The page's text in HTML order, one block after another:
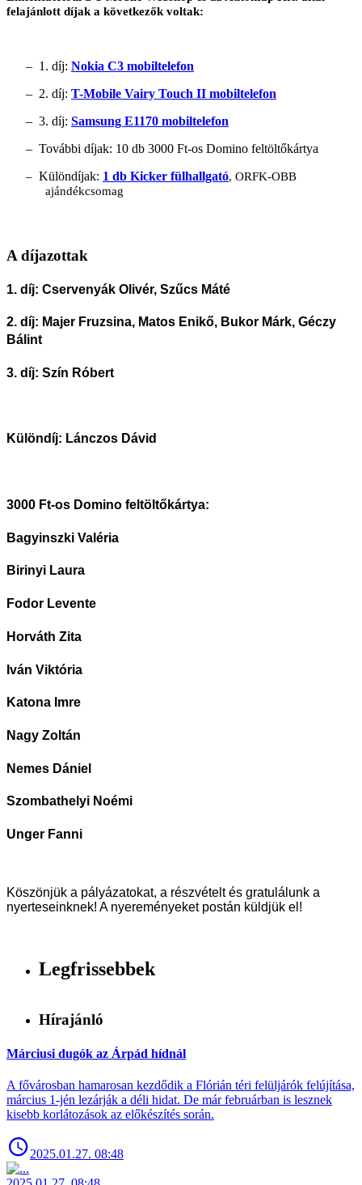
felajánlott díjak a következők voltak:
– 1. díj: Nokia C3 mobiltelefon
– 2. díj: T-Mobile Vairy Touch II mobiltelefon
– 3. díj: Samsung E1170 mobiltelefon
– További díjak: 10 db 3000 Ft-os Domino feltöltőkártya
– Különdíjak: 1 db Kicker fülhallgató, ORFK-OBB
ajándékcsomag
A díjazottak
1. díj: Cservenyák Olivér, Szűcs Máté
2. díj: Majer Fruzsina, Matos Enikő, Bukor Márk, Géczy
Bálint
3. díj: Szín Róbert
Különdíj: Lánczos Dávid
3000 Ft-os Domino feltöltőkártya:
Bagyinszki Valéria
Birinyi Laura
Fodor Levente
Horváth Zita
Iván Viktória
Katona Imre
Nagy Zoltán
Nemes Dániel
Szombathelyi Noémi
Unger Fanni
Köszönjük a pályázatokat, a részvételt és gratulálunk a
nyerteseinknek! A nyereményeket postán küldjük el!
Legfrissebbek
Hírajánló
Márciusi dugók az Árpád hídnál
A fővárosban hamarosan kezdődik a Flórián téri felüljárók felújítása,
március 1-jén lezárják a déli hidat. De már februárban is lesznek
kisebb korlátozások az előkészítés során.
2025.01.27. 08:48